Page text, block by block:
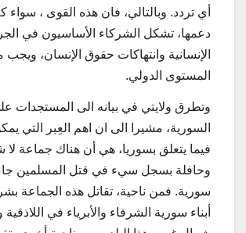
أي تردد. وبالتالي، فان هذه القوى ، سواء
دعمها، تشكل الشركاء الأساسيون في
الإنسانية وانتهاكات حقوق الإنسان،
المستوى الدولي.
وتطرق ولايتي في بيانه الى المستجدات
السورية، مشيرا الى ان اهم العِبر التي
فيما يتعلق بسوريا، هي أن هناك جماعة لا
وحافلة بسجل سيء في قتل المسلمين
سورية. فمن ناحية، تقاتل هذه الجماعة
أبناء سورية الشرفاء والأبرياء في